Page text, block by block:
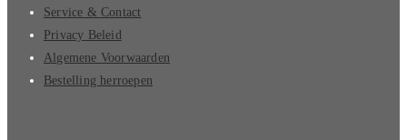
Service & Contact
Privacy Beleid
Algemene Voorwaarden
Bestelling herroepen